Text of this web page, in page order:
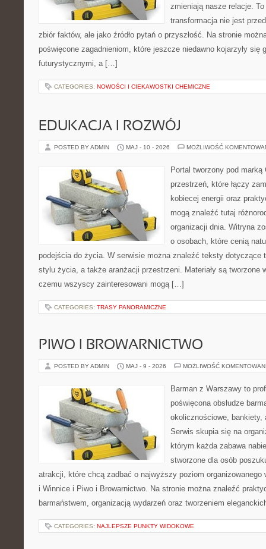
zmieniają nasze relacje.
transformacja nie jest
zbiór faktów, ale jako źródło pytań o przyszłość. Na stronie
poświęcone zagadnieniom, które jeszcze niedawno kojarzyły się
futurystycznymi, a […]
CATEGORIES: NOWOŚCI I CIEKAWOSTKI CHEMICZNE
EDUKACJA I ROZWÓJ
POSTED BY ADMIN MAJ - 10 - 2026 MOŻLIWOŚĆ
Portal tworzony pod
przestrzeń, które łączy
kobiecej energii oraz
mogą znaleźć tutaj
organizacji dnia. Witryna
o osobach, które cenią
podejścia do życia. W serwisie można znaleźć teksty dotyczące
stylu życia, a także aranżacji przestrzeni. Materiały są tworzone
czemu wszyscy zainteresowani mogą […]
CATEGORIES: TRASY PANORAMICZNE
PIWO I BROWARNICTWO
POSTED BY ADMIN MAJ - 9 - 2026 MOŻLIWOŚĆ
Barman z Warszawy to
poświęcona obsłudze
okolicznościowe,
Serwis skupia się na
którym każda zabawa
stworzone dla osób
atrakcji, które chcą zadbać o najwyższy poziom organizowanego
i Winnice i Piwo i Browarnictwo. Na stronie można znaleźć
barmaństwem, organizacją wydarzeń oraz tworzeniem
CATEGORIES: NAJLEPSZE PUNKTY WIDOKOWE